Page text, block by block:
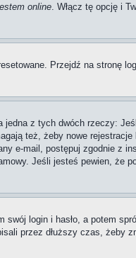
online. Włącz tę opcję i
Przejdź na stronę
z tych dwóch rzeczy:
też, żeby nowe
e-mail, postępuj zgodnie z
Jeśli jesteś pewien, że
login i hasło, a potem
przez dłuższy czas,